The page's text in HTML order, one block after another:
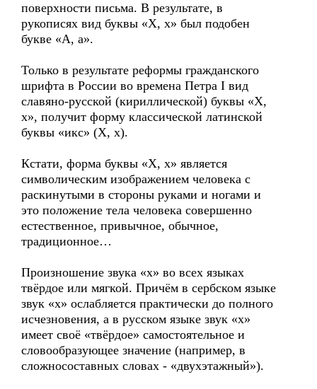
поверхности письма. В результате, в
рукописях вид буквы «Х, х» был подобен
букве «А, а».
Только в результате реформы гражданского
шрифта в России во времена Петра I вид
славяно-русской (кириллической) буквы «Х,
х», получит форму классической латинской
буквы «икс» (Х, х).
Кстати, форма буквы «Х, х» является
символическим изображением человека с
раскинутыми в стороны руками и ногами и
это положение тела человека совершенно
естественное, привычное, обычное,
традиционное…
Произношение звука «х» во всех языках
твёрдое или мягкой. Причём в сербском языке
звук «х» ослабляется практически до полного
исчезновения, а в русском языке звук «х»
имеет своё «твёрдое» самостоятельное и
словообразующее значение (например, в
сложносоставных словах - «двухэтажный»).